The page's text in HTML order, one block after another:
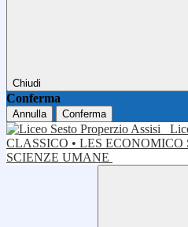
Chiudi
Conferma
Annulla Conferma
CLASSICO • LES
SCIENZE UMANE